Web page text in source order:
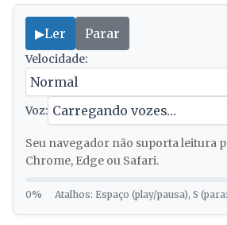
▶Ler Parar
Velocidade:
Voz:
Seu navegador não suporta leitura
Chrome, Edge ou Safari.
0% Atalhos: Espaço (play/pausa), S